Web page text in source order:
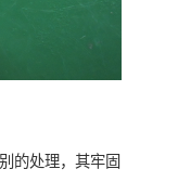
的处理，其牢固